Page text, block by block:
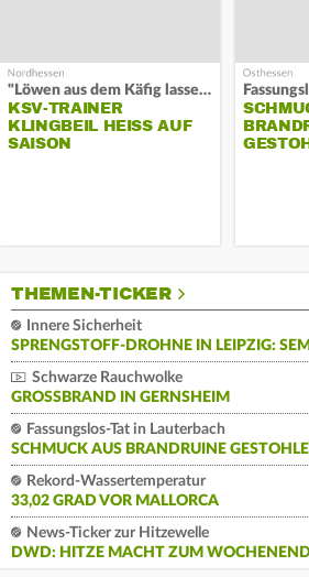
"Löwen aus dem Käfig lassen"
KSV-TRAINER
KLINGBEIL HEISS AUF S
AISON
THEMEN-TICKER
Innere Sicherheit
SPRENGSTOFF-DROHNE IN LEIPZIG:
Schwarze Rauchwolke
GROSSBRAND IN GERNSHEIM
Fassungslos-Tat in Lauterbach
SCHMUCK AUS BRANDRUINE
Rekord-Wassertemperatur
33,02 GRAD VOR MALLORCA
News-Ticker zur Hitzewelle
DWD: HITZE MACHT ZUM